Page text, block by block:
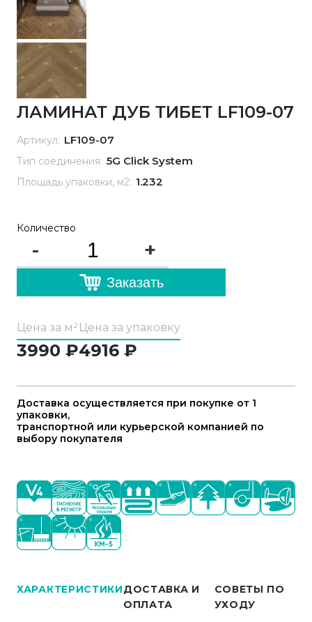
ЛАМИНАТ ДУБ ТИБЕТ LF109-07
Артикул: LF109-07
Тип соединения: 5G Click System
Площадь упаковки, м2: 1.232
Количество
- +
Заказать
Цена за м²
3990 ₽
Цена за упаковку
4916 ₽
Доставка осуществляется при покупке от 1
упаковки,
транспортной или курьерской компанией по
выбору покупателя
ХАРАКТЕРИСТИКИДОСТАВКА И
ОПЛАТА
СОВЕТЫ ПО
УХОДУ